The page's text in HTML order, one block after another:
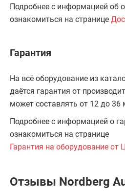
Подробнее с информацией об
ознакомиться на странице
Гарантия
На всё оборудование из
даётся гарантия от
может составлять от 12 до 36
Подробнее с информацией о
ознакомиться на странице
Гарантия на оборудование от
Отзывы Nordberg